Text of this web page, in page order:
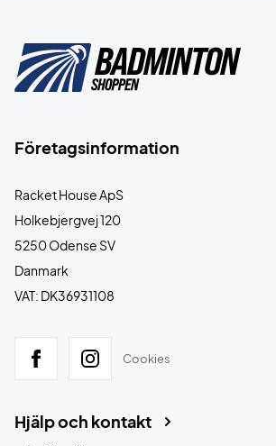
Företagsinformation
Racket House ApS
Holkebjergvej 120
5250 Odense SV
Danmark
VAT: DK36931108
Cookies
Hjälp och kontakt